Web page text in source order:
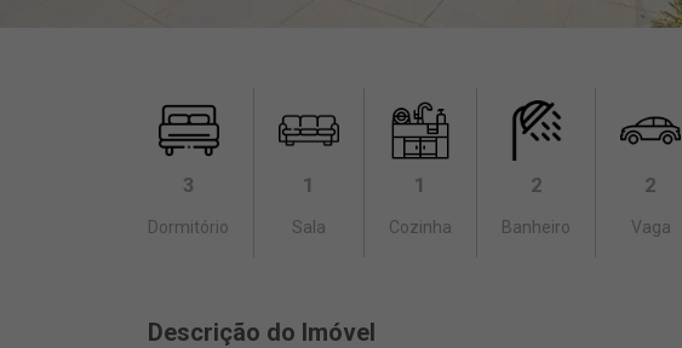
3
Dormitório
1
Sala
1
Cozinha
2
Banheiro
2
Vaga
Descrição do Imóvel